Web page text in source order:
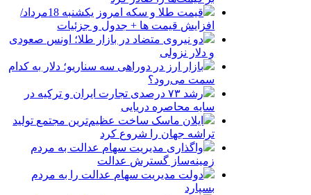
قیمت طلا و سکه امروز یکشنبه 18مرداد/
افزایش قیمت ها + جدول و جزئیات
دو نیروی متضاد در بازار طلا؛ اونس صعودی
و دلار نزولی
بازار ارز در دوراهی سه سناریو؛ دلار به کدام
سمت می‌رود؟
رشد ۷۳ درصدی تجارت ایران و ترکیه در
سایه محاصره دریایی
ایلان ماسک ساخت عظیم‌ترین مجتمع تولید
تراشه جهان را شروع کرد
واگذاری مدیریت سهام عدالت به مردم
زمینه‌ساز گسترش عدالت
دولت مدیریت سهام عدالت را به مردم
بسپارد